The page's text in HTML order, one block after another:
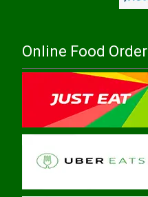
Online Food Order